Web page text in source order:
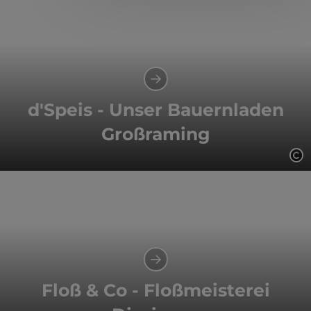
d'Speis - Unser Bauernladen
Großraming
Floß & Co - Floßmeisterei